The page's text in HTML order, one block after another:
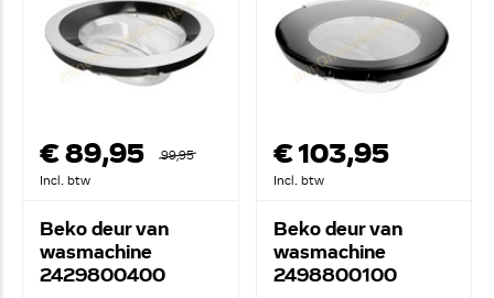
€ 89,95
99,95
Incl. btw
Beko deur van
wasmachine
2429800400
€ 103,95
Incl. btw
Beko deur van
wasmachine
2498800100